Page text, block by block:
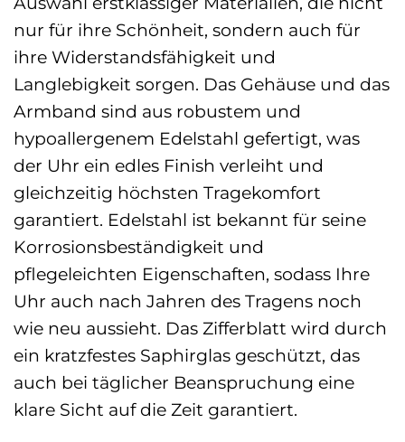
nur für ihre Schönheit, sondern auch für
ihre Widerstandsfähigkeit und
Langlebigkeit sorgen. Das Gehäuse und das
Armband sind aus robustem und
hypoallergenem Edelstahl gefertigt, was
der Uhr ein edles Finish verleiht und
gleichzeitig höchsten Tragekomfort
garantiert. Edelstahl ist bekannt für seine
Korrosionsbeständigkeit und
pflegeleichten Eigenschaften, sodass Ihre
Uhr auch nach Jahren des Tragens noch
wie neu aussieht. Das Zifferblatt wird durch
ein kratzfestes Saphirglas geschützt, das
auch bei täglicher Beanspruchung eine
klare Sicht auf die Zeit garantiert.